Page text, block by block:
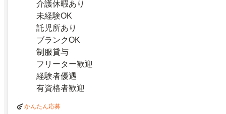
介護休暇あり
未経験OK
託児所あり
ブランクOK
制服貸与
フリーター歓迎
経験者優遇
有資格者歓迎
かんたん応募